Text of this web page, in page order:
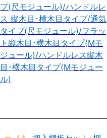
プ(尺モジュール)/ハンドルレ
ス 縦木目･横木目タイプ/通気
タイプ(尺モジュール)/フラッ
ト縦木目･横木目タイプ(Mモ
ジュール)/ハンドルレス縦木
目･横木目タイプ(Mモジュー
ル)